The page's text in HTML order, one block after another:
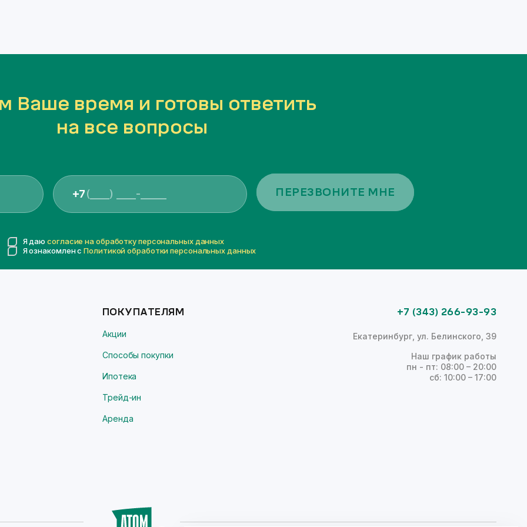
Ваше время и готовы ответить
на все вопросы
+7 ПЕРЕЗВОНИТЕ МНЕ
Я даю согласие на обработку персональных данных
Я ознакомлен с Политикой обработки персональных данных
ПОКУПАТЕЛЯМ
Акции
Способы покупки
Ипотека
Трейд-ин
Аренда
+7 (343) 266-93-93
Екатеринбург, ул. Белинского, 39
Наш график работы
пн - пт: 08:00 – 20:00
сб: 10:00 – 17:00